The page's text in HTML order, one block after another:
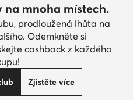
na mnoha místech.
prodloužená lhůta na
Odemkněte si
cashback z každého
Zjistěte více